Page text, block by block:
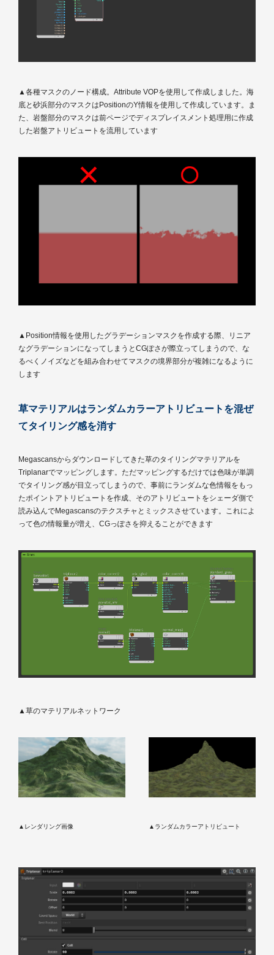
▲各種マスクのノード構成。Attribute VOPを使用して作成しました。海
底と砂浜部分のマスクはPositionのY情報を使用して作成しています。ま
た、岩盤部分のマスクは前ページでディスプレイスメント処理用に作成
した岩盤アトリビュートを流用しています
▲Position情報を使用したグラデーションマスクを作成する際、リニア
なグラデーションになってしまうとCGぽさが際立ってしまうので、な
るべくノイズなどを組み合わせてマスクの境界部分が複雑になるように
します
草マテリアルはランダムカラーアトリビュートを混ぜ
てタイリング感を消す
Megascansからダウンロードしてきた草のタイリングマテリアルを
Triplanarでマッピングします。ただマッピングするだけでは色味が単調
でタイリング感が目立ってしまうので、事前にランダムな色情報をもっ
たポイントアトリビュートを作成、そのアトリビュートをシェーダ側で
読み込んでMegascansのテクスチャとミックスさせています。これによ
って色の情報量が増え、CGっぽさを抑えることができます
▲草のマテリアルネットワーク
▲レンダリング画像 ▲ランダムカラーアトリビュート